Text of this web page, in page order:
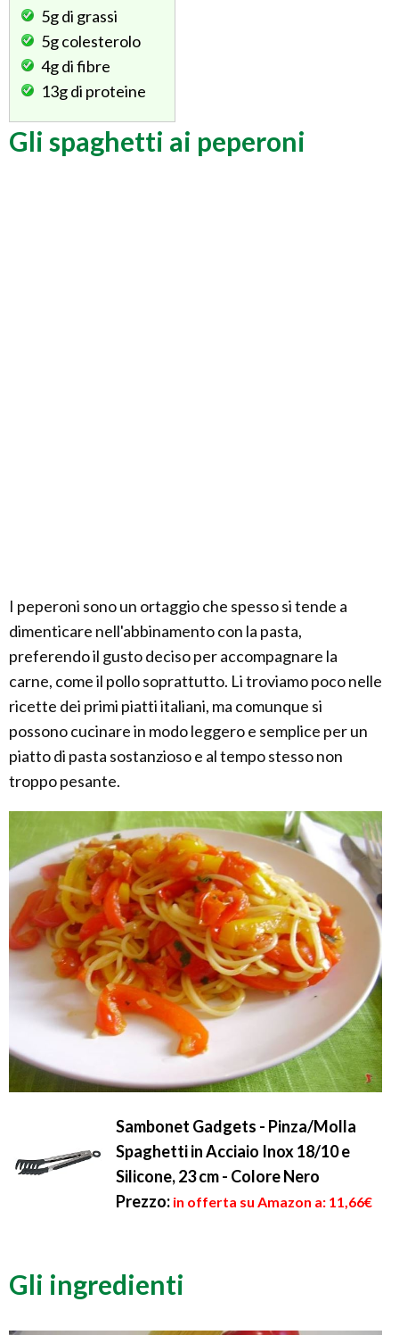
5gdi grassi
5gcolesterolo
4gdi fibre
13gdi proteine
Gli spaghetti ai peperoni
I peperoni sono un ortaggio che spesso si tende a
dimenticare nell'abbinamento con la pasta,
preferendo il gusto deciso per accompagnare la
carne, come il pollo soprattutto. Li troviamo poco nelle
ricette dei primi piatti italiani, ma comunque si
possono cucinare in modo leggero e semplice per un
piatto di pasta sostanzioso e al tempo stesso non
troppo pesante.
Sambonet Gadgets - Pinza/Molla
Spaghetti in Acciaio Inox 18/10 e
Silicone, 23 cm - Colore Nero
Prezzo: in offerta su Amazon a: 11,66€
Gli ingredienti